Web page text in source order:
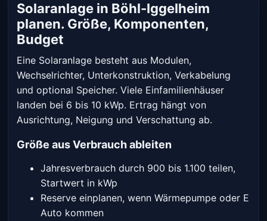
Solaranlage in Böhl-Iggelheim
planen. Größe, Komponenten,
Budget
Eine Solaranlage besteht aus Modulen,
Wechselrichter, Unterkonstruktion, Verkabelung
und optional Speicher. Viele Einfamilienhäuser
landen bei 6 bis 10 kWp. Ertrag hängt von
Ausrichtung, Neigung und Verschattung ab.
Größe aus Verbrauch ableiten
Jahresverbrauch durch 900 bis 1.100 teilen,
Startwert in kWp
Reserve einplanen, wenn Wärmepumpe oder E
Auto kommen